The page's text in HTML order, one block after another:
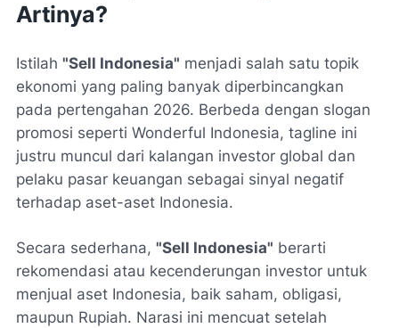
Artinya?
Istilah "Sell Indonesia" menjadi salah satu topik
ekonomi yang paling banyak diperbincangkan
pada pertengahan 2026. Berbeda dengan slogan
promosi seperti Wonderful Indonesia, tagline ini
justru muncul dari kalangan investor global dan
pelaku pasar keuangan sebagai sinyal negatif
terhadap aset-aset Indonesia.
Secara sederhana, "Sell Indonesia" berarti
rekomendasi atau kecenderungan investor untuk
menjual aset Indonesia, baik saham, obligasi,
maupun Rupiah. Narasi ini mencuat setelah